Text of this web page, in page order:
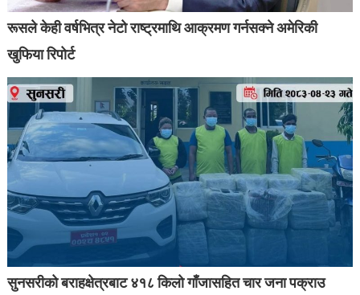
रूसले केही वर्षभित्र नेटो राष्ट्रमाथि आक्रमण गर्नसक्ने अमेरिकी
खुफिया रिपोर्ट
सुनसरीको बराहक्षेत्रबाट ४१८ किलो गाँजासहित चार जना पक्राउ